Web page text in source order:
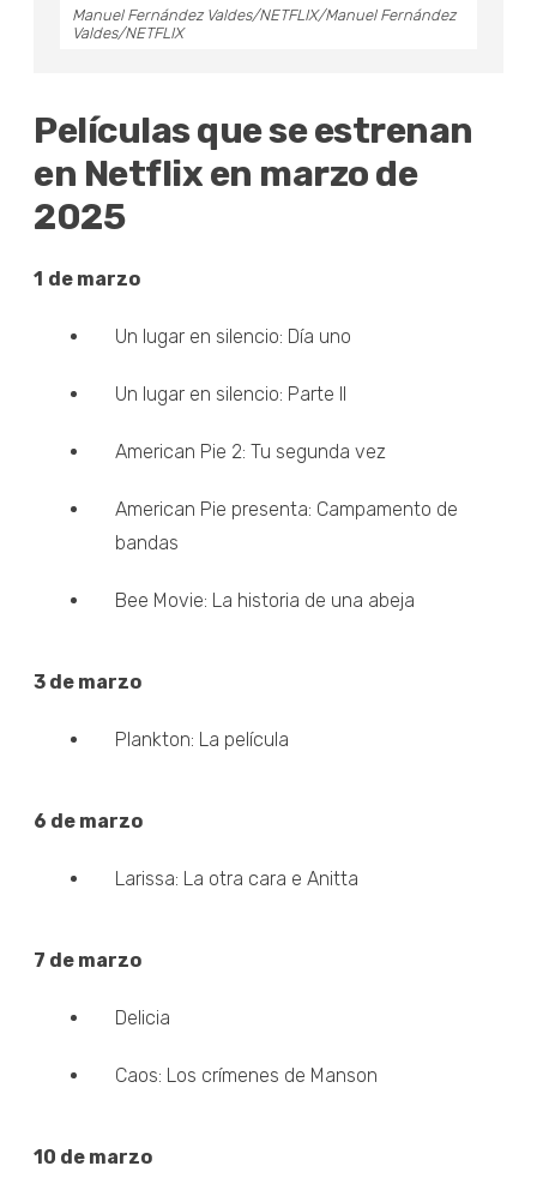
Manuel Fernández Valdes/NETFLIX/Manuel Fernández
Valdes/NETFLIX
Películas que se estrenan
en Netflix en marzo de
2025
1 de marzo
Un lugar en silencio: Día uno
Un lugar en silencio: Parte II
American Pie 2: Tu segunda vez
American Pie presenta: Campamento de
bandas
Bee Movie: La historia de una abeja
3 de marzo
Plankton: La película
6 de marzo
Larissa: La otra cara e Anitta
7 de marzo
Delicia
Caos: Los crímenes de Manson
10 de marzo